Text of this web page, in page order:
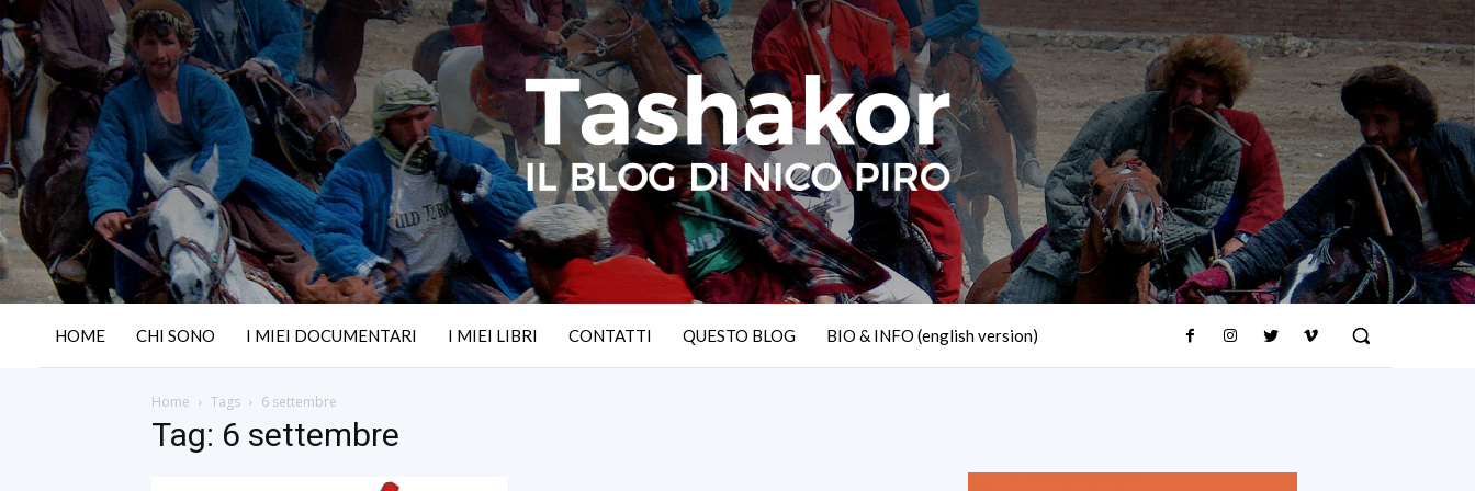
HOME CHI SONO I MIEI DOCUMENTARI I MIEI LIBRI CONTATTI QUESTO BLOG BIO & INFO (english version)
Home Tags 6 settembre
Tag: 6 settembre